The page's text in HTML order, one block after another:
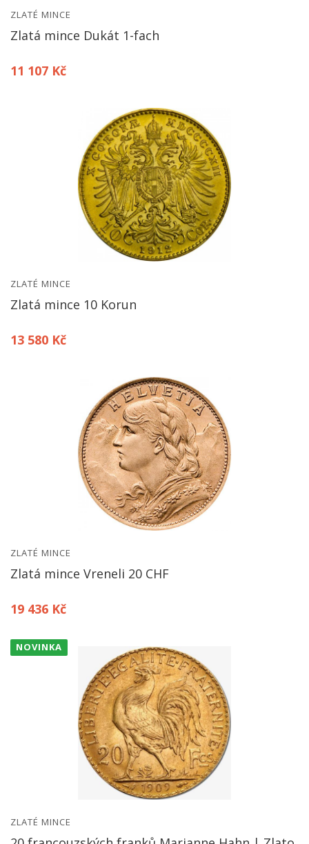
ZLATÉ MINCE
Zlatá mince Dukát 1-fach
11 107 Kč
ZLATÉ MINCE
Zlatá mince 10 Korun
13 580 Kč
ZLATÉ MINCE
Zlatá mince Vreneli 20 CHF
19 436 Kč
NOVINKA
ZLATÉ MINCE